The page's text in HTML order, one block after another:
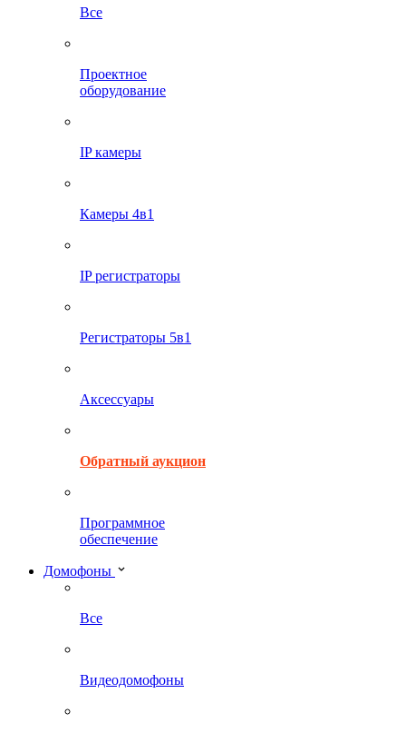
Все
Проектное
оборудование
IP камеры
Камеры 4в1
IP регистраторы
Регистраторы 5в1
Аксессуары
Обратный аукцион
Программное
обеспечение
Домофоны
Все
Видеодомофоны